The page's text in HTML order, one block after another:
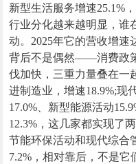
新型生活服务增速25.1%
行业分化越来越明显，谁
动。2025年它的营收增速
背后不是偶然——消费政
伐加快，三重力量叠在一
进制造业，增速18.9%;现
17.0%、新型能源活动
12.3%，这几家都实现了
节能环保活动和现代综合
7.2%，相对靠后，不是